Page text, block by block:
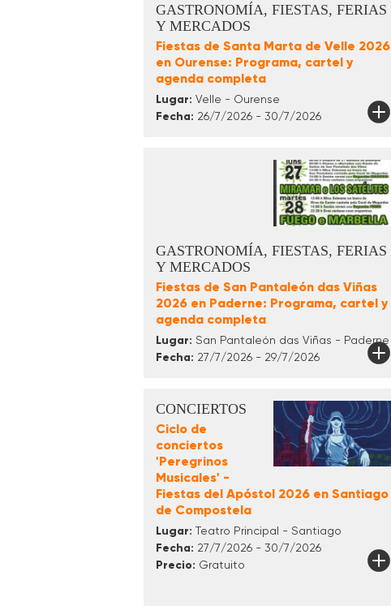
GASTRONOMÍA, FIESTAS, FERIAS
Y MERCADOS
Fiestas de Santa Marta de Velle 2026
en Ourense: Programa, cartel y
agenda completa
Lugar: Velle - Ourense
Fecha: 26/7/2026 - 30/7/2026
GASTRONOMÍA, FIESTAS, FERIAS
Y MERCADOS
Fiestas de San Pantaleón das Viñas
2026 en Paderne: Programa, cartel y
agenda completa
Lugar: San Pantaleón das Viñas - Paderne
Fecha: 27/7/2026 - 29/7/2026
CONCIERTOS
Ciclo de
conciertos
'Peregrinos
Musicales' -
Fiestas del Apóstol 2026 en Santiago
de Compostela
Lugar: Teatro Principal - Santiago
Fecha: 27/7/2026 - 30/7/2026
Precio: Gratuito